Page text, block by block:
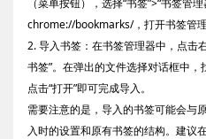
chrome://bookmarks/，打开书签管理
2. 导入书签：在书签管理器中，点击
书签”。在弹出的文件选择对话框中
点击“打开”即可完成导入。
需要注意的是，导入的书签可能会与
入时的设置和原有书签的结构。建议